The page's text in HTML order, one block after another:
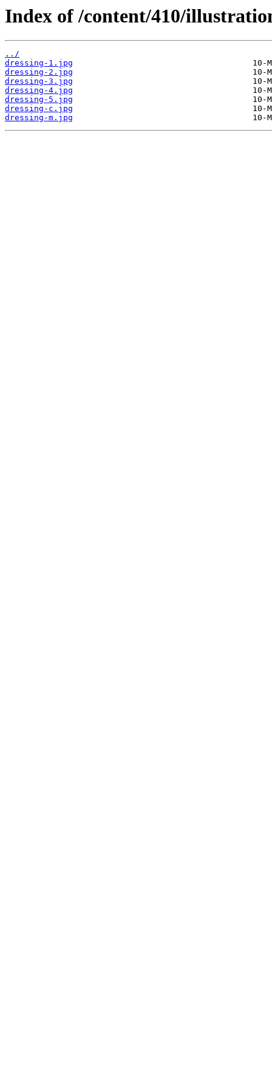
Index of /content/410/
../
dressing-1.jpg
dressing-2.jpg
dressing-3.jpg
dressing-4.jpg
dressing-5.jpg
dressing-c.jpg
dressing-m.jpg